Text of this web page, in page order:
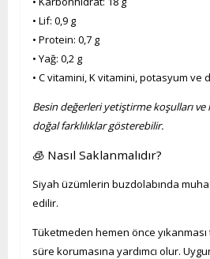
• Lif: 0,9 g
• Protein: 0,7 g
• Yağ: 0,2 g
• C vitamini, K vitamini, potasyum
Besin değerleri yetiştirme koşulları
doğal farklılıklar gösterebilir.
🧊 Nasıl Saklanmalıdır?
Siyah üzümlerin buzdolabında
edilir.
Tüketmeden hemen önce
süre korumasına yardımcı olur.